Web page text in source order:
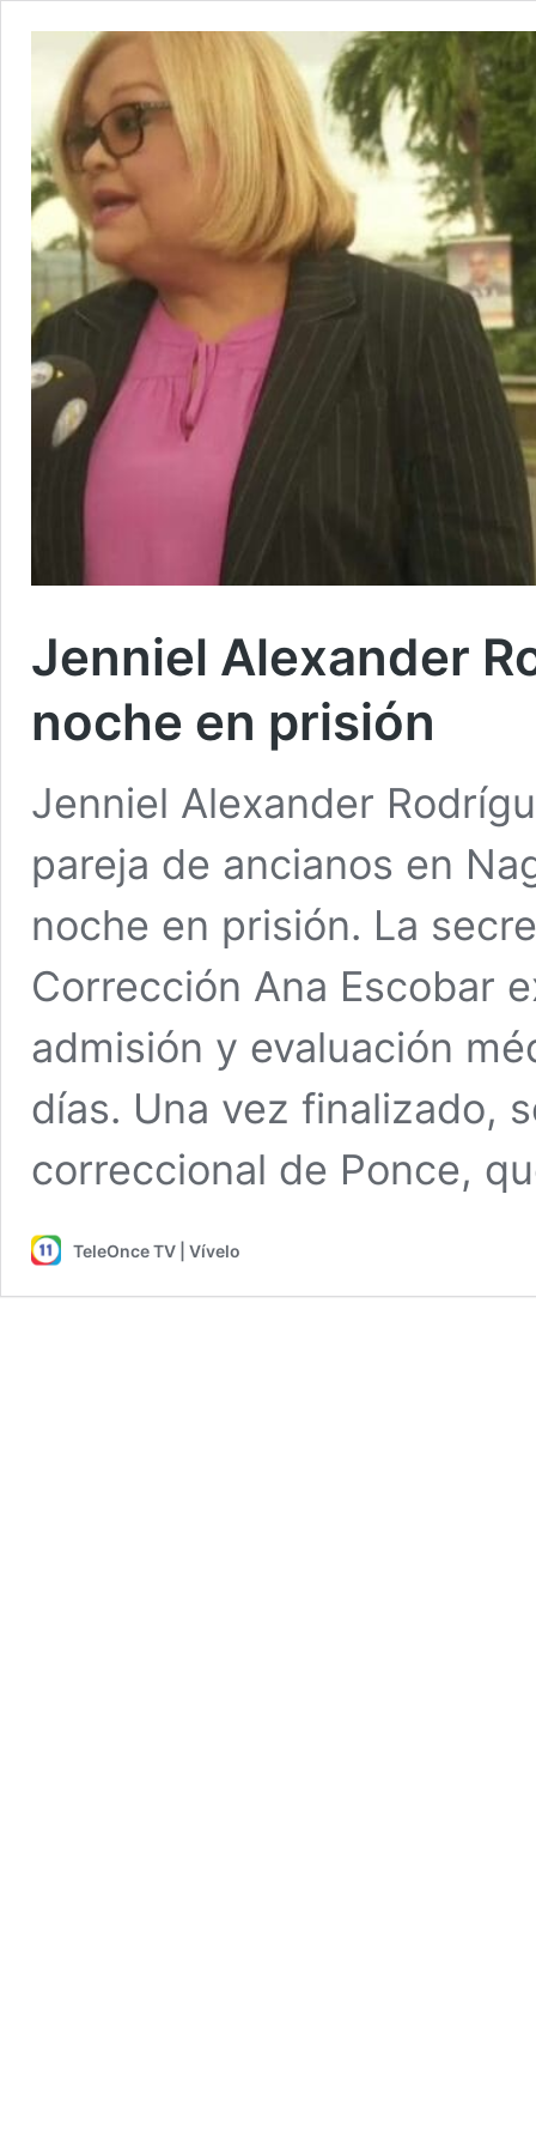
Jenniel Alexander
noche en prisión
Jenniel Alexander
pareja de ancianos en
noche en prisión. La
Corrección Ana Escobar
admisión y evaluación
días. Una vez finalizado,
correccional de Ponce,
TeleOnce TV | Vívelo